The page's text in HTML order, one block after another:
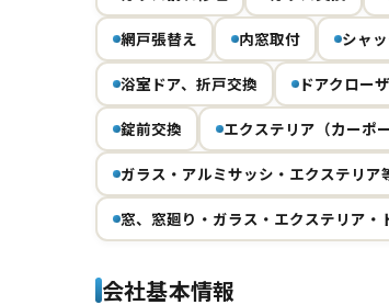
網戸張替え 内窓取付 シャ
浴室ドア、折戸交換 ドアクロー
錠前交換 エクステリア（カーポ
ガラス・アルミサッシ・エクステリ
窓、窓廻り・ガラス・エクステリア・
会社基本情報